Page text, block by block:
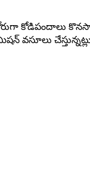
జోరుగా కోడిపందాలు